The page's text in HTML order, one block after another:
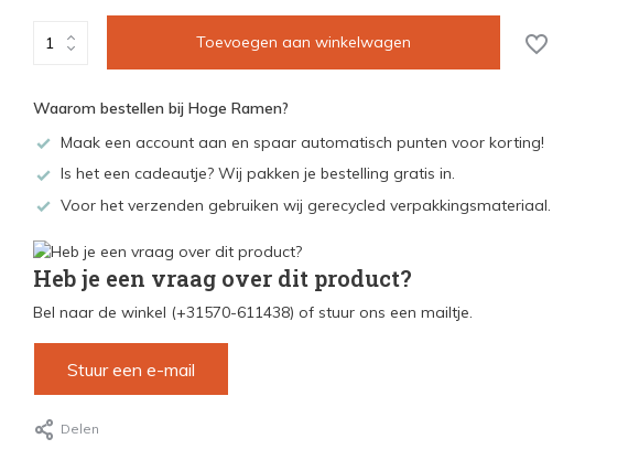
Toevoegen aan winkelwagen
Waarom bestellen bij Hoge Ramen?
Maak een account aan en spaar automatisch punten voor korting!
Is het een cadeautje? Wij pakken je bestelling gratis in.
Voor het verzenden gebruiken wij gerecycled verpakkingsmateriaal.
Heb je een vraag over dit product?
Bel naar de winkel (+31570-611438) of stuur ons een mailtje.
Stuur een e-mail
Delen